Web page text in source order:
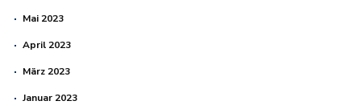
Mai 2023
April 2023
März 2023
Januar 2023